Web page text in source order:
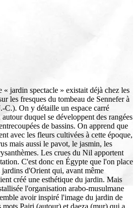
« jardin spectacle » existait déjà chez les
les fresques du tombeau de Sennefer à
C.). On y détaille un espace carré
duquel se développent des rangées
de bassins. On apprend que
avec les fleurs cultivées à cette époque,
mais aussi le pavot, le jasmin, les
Les crues du Nil apportent
C'est donc en Égypte que l'on place
d'Orient qui, avant même
créé une esthétique du jardin. Mais
l'organisation arabo-musulmane
avoir inspiré l'image du jardin de
mots Pairi (autour) et daeza (mur) qui a